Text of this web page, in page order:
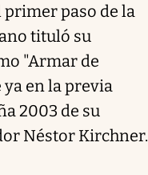
primer paso de la
tituló su
"Armar de
ya en la previa
2003 de su
Néstor Kirchner.